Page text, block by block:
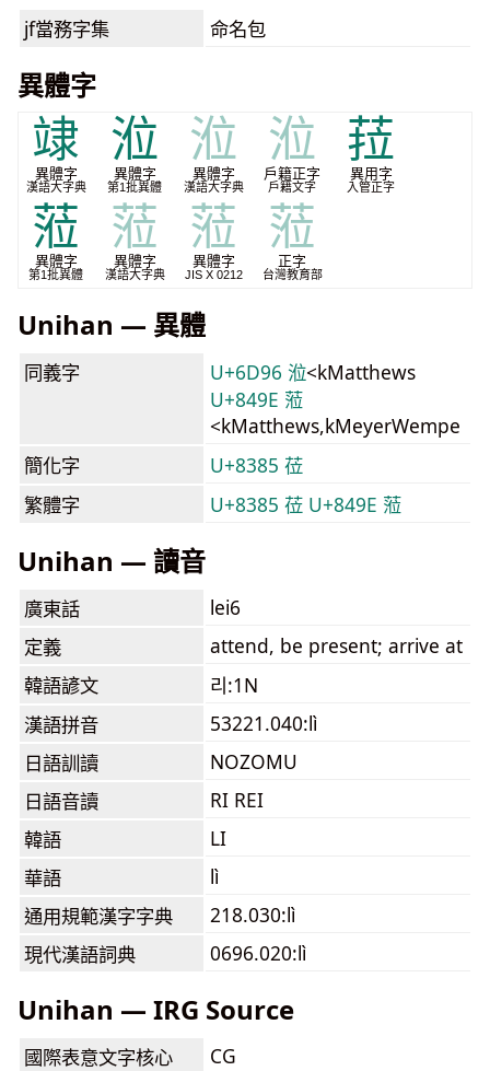
jf當務字集 命名包
異體字
䇐
異體字
漢語大字典
涖
異體字
第1批異體
涖
異體字
漢語大字典
涖
戶籍正字
戶籍文字
菈
異用字
入管正字
蒞
異體字
第1批異體
蒞
異體字
漢語大字典
蒞
異體字
JIS X 0212
蒞
正字
台灣教育部
Unihan — 異體
同義字 U+6D96 涖<kMatthews
U+849E 蒞
<kMatthews,kMeyerWempe
簡化字
U+8385 莅
繁體字
U+8385 莅 U+849E 蒞
Unihan — 讀音
廣東話
lei6
定義
attend, be present; arrive at
韓語諺文
리:1N
漢語拼音
53221.040:lì
日語訓讀
NOZOMU
日語音讀
RI REI
韓語
LI
華語
lì
通用規範漢字字典
218.030:lì
現代漢語詞典
0696.020:lì
Unihan — IRG Source
國際表意文字核心
CG